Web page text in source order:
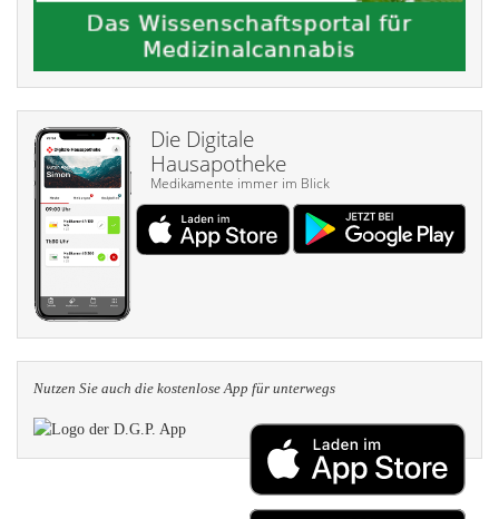
Die Digitale
Hausapotheke
Medikamente immer im Blick
Nutzen Sie auch die kosten­lose App für unterwegs